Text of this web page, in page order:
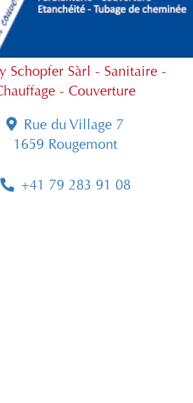
Schopfer Sàrl - Sanitaire -
- Couverture
Rue du Village 7
1659 Rougemont
+41 79 283 91 08